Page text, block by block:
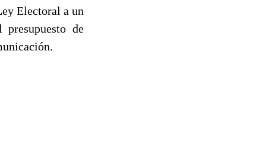
Electoral a un
de